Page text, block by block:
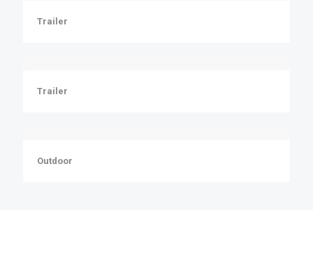
Trailer
Trailer
Outdoor